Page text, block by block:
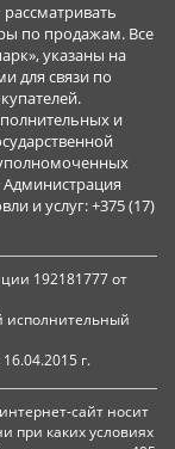
по продажам. Все
указаны на
для связи по
и
и услуг: +375 (17)
192181777 от
исполнительный
г.
сайт носит
при каких условиях